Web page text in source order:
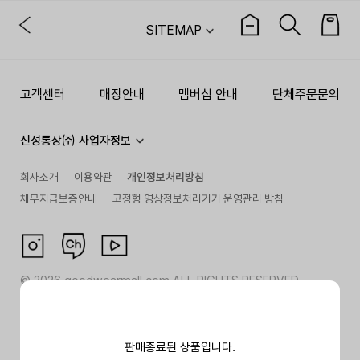
판매종료된 상품입니다.
SITEMAP
고객센터 매장안내 멤버십 안내 단체주문문의
신성통상㈜ 사업자정보
회사소개 이용약관
개인정보처리방침
채무지급보증안내
고정형 영상정보처리기기 운영관리 방침
©2026goodwearmall.com ALL RIGHTS RESERVED